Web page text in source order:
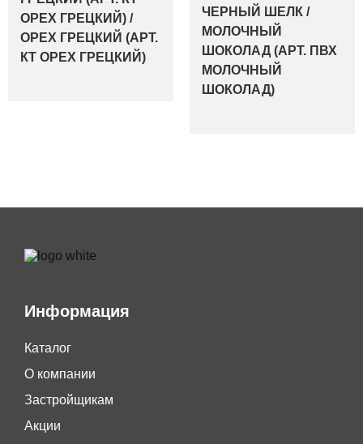
ОРЕХ ГРЕЦКИЙ) /
ОРЕХ ГРЕЦКИЙ (АРТ.
КТ ОРЕХ ГРЕЦКИЙ)
ЧЕРНЫЙ ШЕЛК /
МОЛОЧНЫЙ
ШОКОЛАД (АРТ. ПВХ
МОЛОЧНЫЙ
ШОКОЛАД)
Информация
Каталог
О компании
Застройщикам
Акции